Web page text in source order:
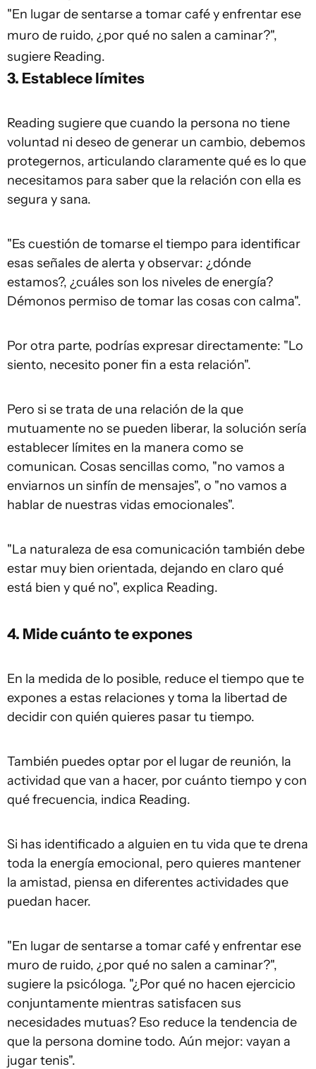
"En lugar de sentarse a tomar café y enfrentar ese
muro de ruido, ¿por qué no salen a caminar?",
sugiere Reading.
3. Establece límites
Reading sugiere que cuando la persona no tiene
voluntad ni deseo de generar un cambio, debemos
protegernos, articulando claramente qué es lo que
necesitamos para saber que la relación con ella es
segura y sana.
"Es cuestión de tomarse el tiempo para identificar
esas señales de alerta y observar: ¿dónde
estamos?, ¿cuáles son los niveles de energía?
Démonos permiso de tomar las cosas con calma".
Por otra parte, podrías expresar directamente: "Lo
siento, necesito poner fin a esta relación".
Pero si se trata de una relación de la que
mutuamente no se pueden liberar, la solución sería
establecer límites en la manera como se
comunican. Cosas sencillas como, "no vamos a
enviarnos un sinfín de mensajes", o "no vamos a
hablar de nuestras vidas emocionales".
"La naturaleza de esa comunicación también debe
estar muy bien orientada, dejando en claro qué
está bien y qué no", explica Reading.
4. Mide cuánto te expones
En la medida de lo posible, reduce el tiempo que te
expones a estas relaciones y toma la libertad de
decidir con quién quieres pasar tu tiempo.
También puedes optar por el lugar de reunión, la
actividad que van a hacer, por cuánto tiempo y con
qué frecuencia, indica Reading.
Si has identificado a alguien en tu vida que te drena
toda la energía emocional, pero quieres mantener
la amistad, piensa en diferentes actividades que
puedan hacer.
"En lugar de sentarse a tomar café y enfrentar ese
muro de ruido, ¿por qué no salen a caminar?",
sugiere la psicóloga. "¿Por qué no hacen ejercicio
conjuntamente mientras satisfacen sus
necesidades mutuas? Eso reduce la tendencia de
que la persona domine todo. Aún mejor: vayan a
jugar tenis".